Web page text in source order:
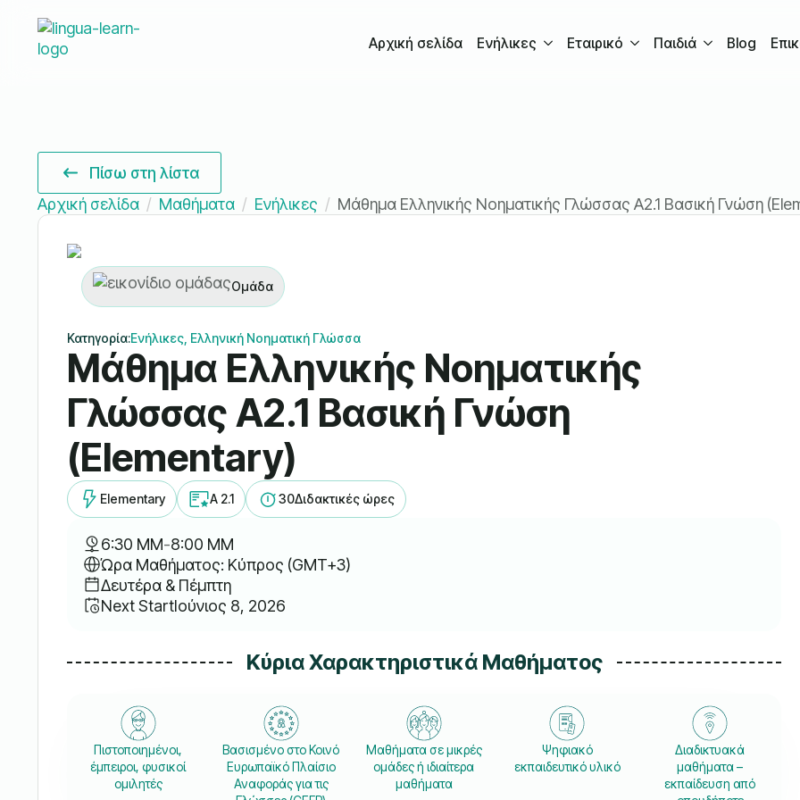
Αρχική σελίδα Ενήλικες Εταιρικό Παιδιά Blog
Πίσω στη λίστα
Αρχική σελίδα
Μαθήματα Ενήλικες Μάθημα Ελληνικής Νοηματικής Γλώσσας A2.1 Βασική Γνώση
Ομάδα
Κατηγορία:Ενήλικες, Ελληνική Νοηματική Γλώσσα
Μάθημα Ελληνικής Νοηματικής
Γλώσσας A2.1 Βασική Γνώση
(Elementary)
Elementary A 2.1 30Διδακτικές ώρες
6:30 ΜΜ-8:00 ΜΜ
Ώρα Μαθήματος: Κύπρος (GMT+3)
Δευτέρα & Πέμπτη
Next StartΙούνιος 8, 2026
Κύρια Χαρακτηριστικά Μαθήματος
Πιστοποιημένοι,
έμπειροι, φυσικοί
ομιλητές
Βασισμένο στο Κοινό
Ευρωπαϊκό Πλαίσιο
Αναφοράς για τις
Μαθήματα σε μικρές
ομάδες ή ιδιαίτερα
μαθήματα
Ψηφιακό
εκπαιδευτικό υλικό
Διαδικτυακά
μαθήματα –
εκπαίδευση από